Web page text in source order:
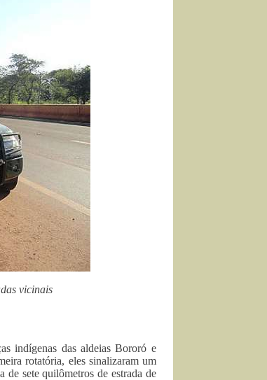
vicinais
indígenas das aldeias Bororó e
rotatória, eles sinalizaram um
de sete quilômetros de estrada de